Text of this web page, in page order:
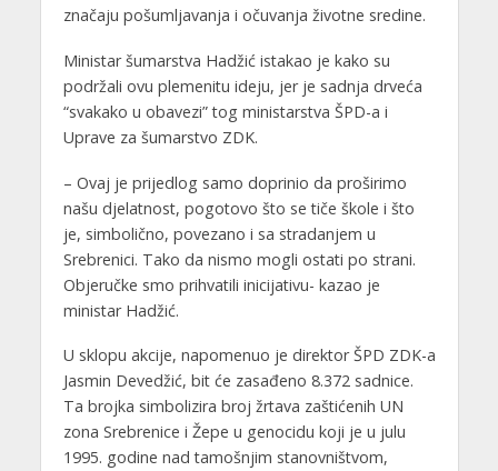
značaju pošumljavanja i očuvanja životne sredine.
Ministar šumarstva Hadžić istakao je kako su
podržali ovu plemenitu ideju, jer je sadnja drveća
“svakako u obavezi” tog ministarstva ŠPD-a i
Uprave za šumarstvo ZDK.
– Ovaj je prijedlog samo doprinio da proširimo
našu djelatnost, pogotovo što se tiče škole i što
je, simbolično, povezano i sa stradanjem u
Srebrenici. Tako da nismo mogli ostati po strani.
Objeručke smo prihvatili inicijativu- kazao je
ministar Hadžić.
U sklopu akcije, napomenuo je direktor ŠPD ZDK-a
Jasmin Devedžić, bit će zasađeno 8.372 sadnice.
Ta brojka simbolizira broj žrtava zaštićenih UN
zona Srebrenice i Žepe u genocidu koji je u julu
1995. godine nad tamošnjim stanovništvom,